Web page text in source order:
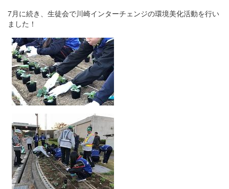
7月に続き、生徒会で川崎インターチェンジの環境美化活動を行い
ました！